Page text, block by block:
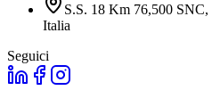
S.S. 18 Km 76,500
Italia
Seguici